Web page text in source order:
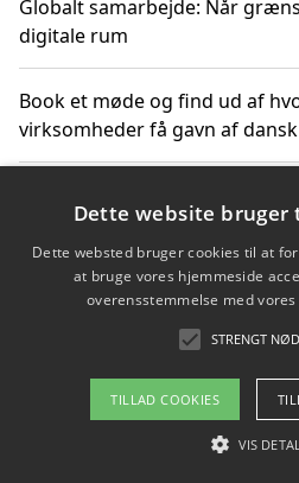
Globalt samarbejde: Når
digitale rum
Book et møde og find ud af
virksomheder få gavn af
får du indgår et samarbejde
Hold et møde med en
mest professionelle til at
Copyright 2026 -
Om / kontakt
Dette website bruger
Dette websted bruger cookies til at
at bruge vores hjemmeside
overensstemmelse med
STRENGT
TILLAD COOKIES
VIS